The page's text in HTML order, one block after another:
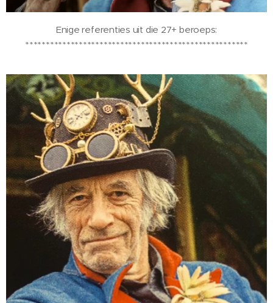
Enige referenties uit die 27+ beroeps:
******************************************************